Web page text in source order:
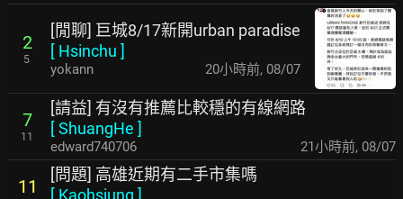
2
5
[閒聊] 巨城8/17新開urban paradise
[ Hsinchu ]
yokann 20小時前, 08/07
7
11
[請益] 有沒有推薦比較穩的有線網路
[ShuangHe ]
edward740706 21小時前, 08/07
11
[問題] 高雄近期有二手市集嗎
[ Kaohsiung ]